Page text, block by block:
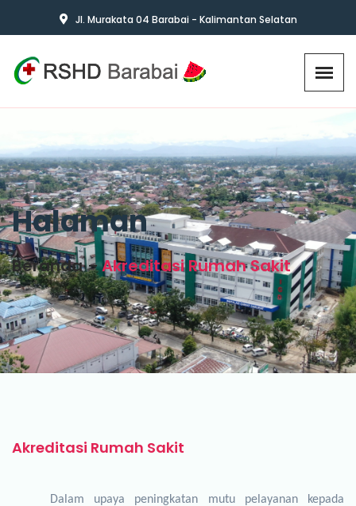
Jl. Murakata 04 Barabai - Kalimantan Selatan
Halaman
Beranda Akreditasi Rumah Sakit
Akreditasi Rumah Sakit
Dalam upaya peningkatan mutu pelayanan kepada